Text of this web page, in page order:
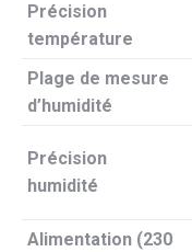
Précision
température
Plage de mesure
d’humidité
Précision
humidité
Alimentation (230